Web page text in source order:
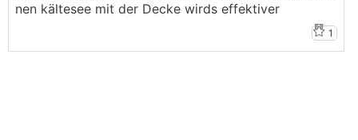
nen kältesee mit der Decke wirds effektiver
1